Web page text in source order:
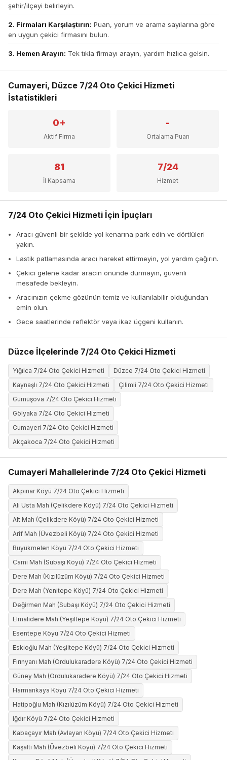
şehir/ilçeyi belirleyin.
2. Firmaları Karşılaştırın: Puan, yorum ve arama sayılarına göre
en uygun çekici firmasını bulun.
3. Hemen Arayın: Tek tıkla firmayı arayın, yardım hızlıca gelsin.
Cumayeri, Düzce 7/24 Oto Çekici Hizmeti
İstatistikleri
0+
Aktif Firma
-
Ortalama Puan
81
İl Kapsama
7/24
Hizmet
7/24 Oto Çekici Hizmeti İçin İpuçları
Aracı güvenli bir şekilde yol kenarına park edin ve dörtlüleri
yakın.
Lastik patlamasında aracı hareket ettirmeyin, yol yardım çağırın.
Çekici gelene kadar aracın önünde durmayın, güvenli
mesafede bekleyin.
Aracınızın çekme gözünün temiz ve kullanılabilir olduğundan
emin olun.
Gece saatlerinde reflektör veya ikaz üçgeni kullanın.
Düzce İlçelerinde 7/24 Oto Çekici Hizmeti
Yığılca 7/24 Oto Çekici Hizmeti
Düzce 7/24 Oto Çekici Hizmeti
Kaynaşlı 7/24 Oto Çekici Hizmeti
Çilimli 7/24 Oto Çekici Hizmeti
Gümüşova 7/24 Oto Çekici Hizmeti
Gölyaka 7/24 Oto Çekici Hizmeti
Cumayeri 7/24 Oto Çekici Hizmeti
Akçakoca 7/24 Oto Çekici Hizmeti
Cumayeri Mahallelerinde 7/24 Oto Çekici Hizmeti
Akpınar Köyü 7/24 Oto Çekici Hizmeti
Ali Usta Mah (Çelikdere Köyü) 7/24 Oto Çekici Hizmeti
Alt Mah (Çelikdere Köyü) 7/24 Oto Çekici Hizmeti
Arif Mah (Üvezbeli Köyü) 7/24 Oto Çekici Hizmeti
Büyükmelen Köyü 7/24 Oto Çekici Hizmeti
Cami Mah (Subaşı Köyü) 7/24 Oto Çekici Hizmeti
Dere Mah (Kızılüzüm Köyü) 7/24 Oto Çekici Hizmeti
Dere Mah (Yenitepe Köyü) 7/24 Oto Çekici Hizmeti
Değirmen Mah (Subaşı Köyü) 7/24 Oto Çekici Hizmeti
Elmalıdere Mah (Yeşiltepe Köyü) 7/24 Oto Çekici Hizmeti
Esentepe Köyü 7/24 Oto Çekici Hizmeti
Eskioğlu Mah (Yeşiltepe Köyü) 7/24 Oto Çekici Hizmeti
Fırınyanı Mah (Ordulukaradere Köyü) 7/24 Oto Çekici Hizmeti
Güney Mah (Ordulukaradere Köyü) 7/24 Oto Çekici Hizmeti
Harmankaya Köyü 7/24 Oto Çekici Hizmeti
Hatipoğlu Mah (Kızılüzüm Köyü) 7/24 Oto Çekici Hizmeti
Iğdır Köyü 7/24 Oto Çekici Hizmeti
Kabaçayır Mah (Avlayan Köyü) 7/24 Oto Çekici Hizmeti
Kaşaltı Mah (Üvezbeli Köyü) 7/24 Oto Çekici Hizmeti